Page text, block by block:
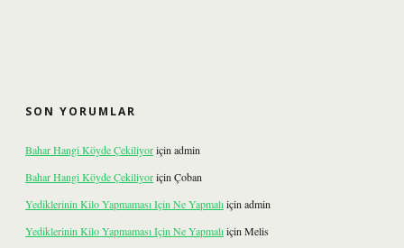
SON YORUMLAR
Bahar Hangi Köyde Çekiliyoriçin admin
Bahar Hangi Köyde Çekiliyoriçin Çoban
Yediklerinin Kilo Yapmaması Için Ne Yapmalıiçin admin
Yediklerinin Kilo Yapmaması Için Ne Yapmalıiçin Melis